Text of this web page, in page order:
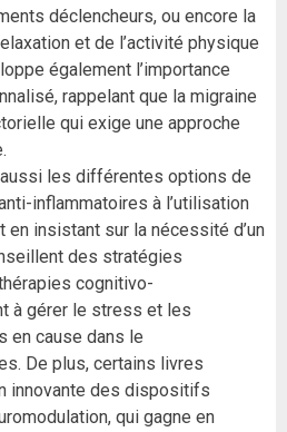
déclencheurs, ou encore la
et de l’activité physique
également l’importance
rappelant que la migraine
qui exige une approche
les différentes options de
inflammatoires à l’utilisation
en insistant sur la nécessité d’un
des stratégies
cognitivo-
à gérer le stress et les
en cause dans le
De plus, certains livres
innovante des dispositifs
qui gagne en